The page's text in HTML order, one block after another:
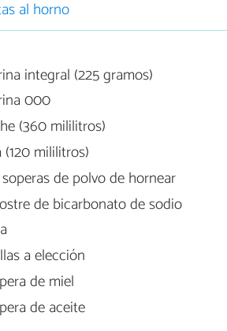
al horno
integral (225 gramos)
000
(360 mililitros)
mililitros)
de polvo de hornear
de bicarbonato de sodio
a elección
de miel
de aceite